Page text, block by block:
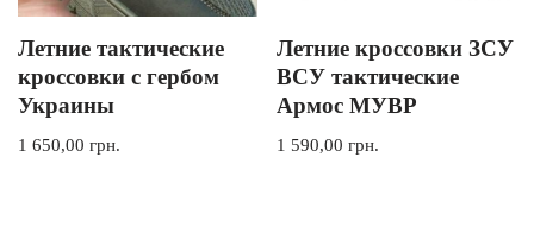
Летние тактические
кроссовки с гербом
Украины
1 650,00 грн.
Летние кроссовки ЗСУ
ВСУ тактические
Армос МУВР
1 590,00грн.